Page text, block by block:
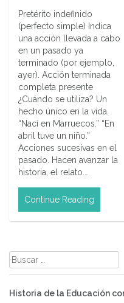
Pretérito indefinido
(perfecto simple) Indica
una acción llevada a cabo
en un pasado ya
terminado (por ejemplo,
ayer). Acción terminada
completa presente
¿Cuándo se utiliza? Un
hecho único en la vida.
“Nací en Marruecos.” “En
abril tuve un niño.”
Acciones sucesivas en el
pasado. Hacen avanzar la
historia, el relato.…
Continue Reading
Buscar:
Historia de la Educación